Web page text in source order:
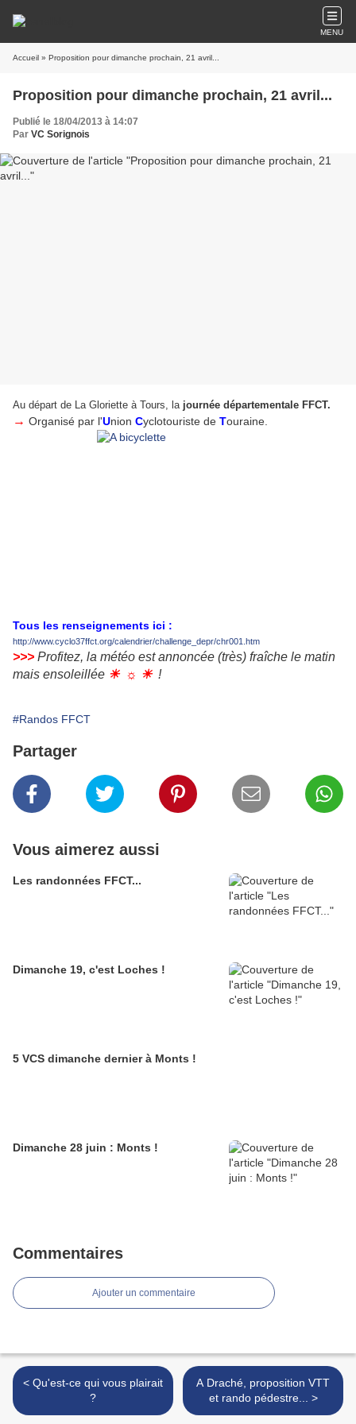
MENU
Accueil » Proposition pour dimanche prochain, 21 avril...
Proposition pour dimanche prochain, 21 avril...
Publié le 18/04/2013 à 14:07
Par VC Sorignois
Au départ de La Gloriette à Tours, la journée départementale FFCT.
→ Organisé par l'Union Cyclotouriste de Touraine.
Tous les renseignements ici :
http://www.cyclo37ffct.org/calendrier/challenge_depr/chr001.htm
>>> Profitez, la météo est annoncée (très) fraîche le matin
mais ensoleillée ☀ ☼ ☀ !
#Randos FFCT
Partager
Vous aimerez aussi
Les randonnées FFCT...
Dimanche 19, c'est Loches !
5 VCS dimanche dernier à Monts !
Dimanche 28 juin : Monts !
Commentaires
Ajouter un commentaire
< Qu'est-ce qui vous plairait
?
A Draché, proposition VTT
et rando pédestre... >